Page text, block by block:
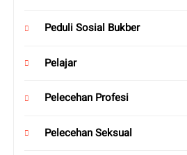
Peduli Sosial Bukber
Pelajar
Pelecehan Profesi
Pelecehan Seksual